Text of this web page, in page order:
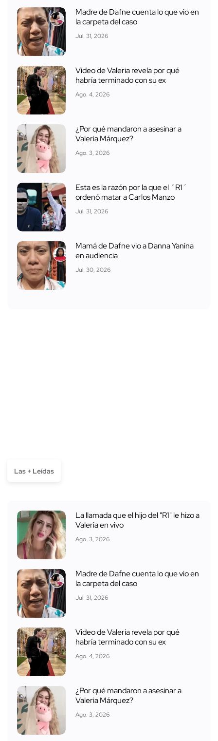
Madre de Dafne cuenta lo que vio en
la carpeta del caso
Jul. 31, 2026
Video de Valeria revela por qué
habría terminado con su ex
Ago. 4, 2026
¿Por qué mandaron a asesinar a
Valeria Márquez?
Ago. 3, 2026
Esta es la razón por la que el ´R1´
ordenó matar a Carlos Manzo
Jul. 31, 2026
Mamá de Dafne vio a Danna Yanina
en audiencia
Jul. 30, 2026
Las + Leídas
La llamada que el hijo del "R1" le hizo a
Valeria en vivo
Ago. 3, 2026
Madre de Dafne cuenta lo que vio en
la carpeta del caso
Jul. 31, 2026
Video de Valeria revela por qué
habría terminado con su ex
Ago. 4, 2026
¿Por qué mandaron a asesinar a
Valeria Márquez?
Ago. 3, 2026